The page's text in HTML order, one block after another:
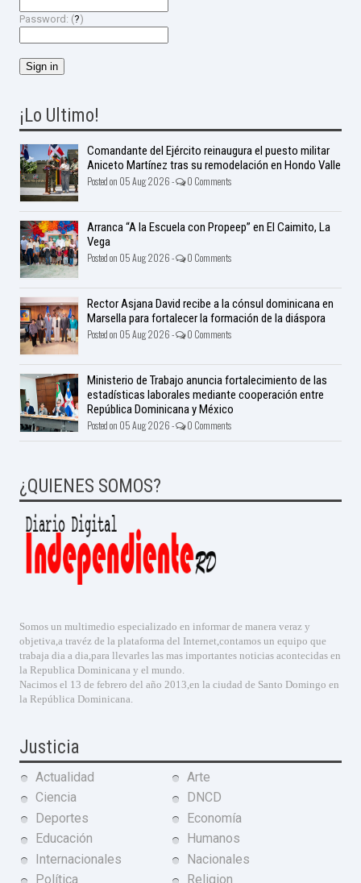
Password: (?)
¡Lo Ultimo!
Comandante del Ejército reinaugura el puesto militar
Aniceto Martínez tras su remodelación en Hondo Valle
Posted on 05 Aug 2026 - 0 Comments
Arranca “A la Escuela con Propeep” en El Caimito, La
Vega
Posted on 05 Aug 2026 - 0 Comments
Rector Asjana David recibe a la cónsul dominicana en
Marsella para fortalecer la formación de la diáspora
Posted on 05 Aug 2026 - 0 Comments
Ministerio de Trabajo anuncia fortalecimiento de las
estadísticas laborales mediante cooperación entre
República Dominicana y México
Posted on 05 Aug 2026 - 0 Comments
¿QUIENES SOMOS?
Somos un multimedio especializado en informar de manera veraz y
objetiva,a travéz de la plataforma del Internet,contamos un equipo que
trabaja dia a dia,para llevarles las mas importantes noticias acontecidas en
la Republica Dominicana y el mundo.
Nacimos el 13 de febrero del año 2013,en la ciudad de Santo Domingo en
la República Dominicana.
Justicia
Actualidad
Arte
Ciencia
DNCD
Deportes
Economía
Educación
Humanos
Internacionales
Nacionales
Política
Religion